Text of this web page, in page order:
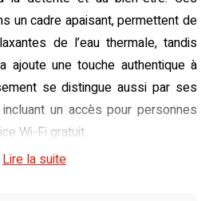
un cadre apaisant, permettent de
de l’eau thermale, tandis
ajoute une touche authentique à
se distingue aussi par ses
un accès pour personnes
Wi-Fi gratuit.
attendent dans des chambres de
Lire la suite